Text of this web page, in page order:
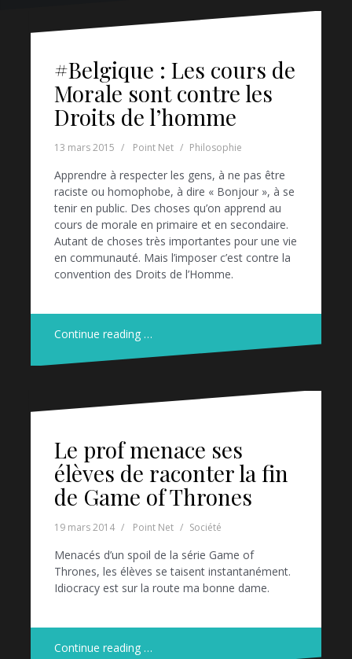
#Belgique : Les cours de
Morale sont contre les
Droits de l’homme
13 mars 2015 Point Net Philosophie
Apprendre à respecter les gens, à ne pas être
raciste ou homophobe, à dire « Bonjour », à se
tenir en public. Des choses qu’on apprend au
cours de morale en primaire et en secondaire.
Autant de choses très importantes pour une vie
en communauté. Mais l’imposer c’est contre la
convention des Droits de l’Homme.
Continue reading …
Le prof menace ses
élèves de raconter la fin
de Game of Thrones
19 mars 2014 Point Net Société
Menacés d’un spoil de la série Game of
Thrones, les élèves se taisent instantanément.
Idiocracy est sur la route ma bonne dame.
Continue reading …